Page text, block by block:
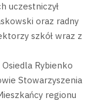
uczestniczył
oraz radny
szkół wraz z
Rybienko
Stowarzyszenia
regionu